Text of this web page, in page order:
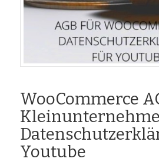
WooCommerce
Youtube